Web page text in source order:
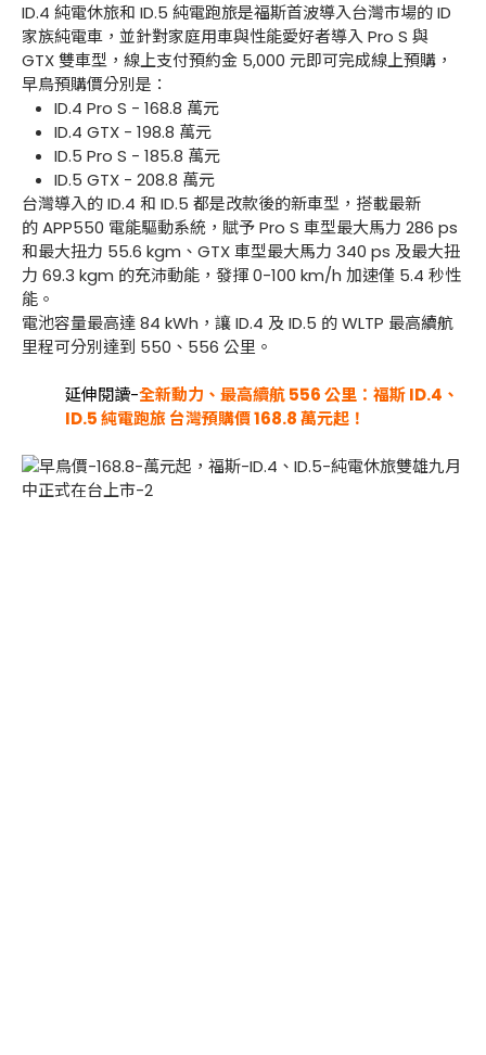
ID.4 純電休旅和 ID.5 純電跑旅是福斯首波導入台灣市場的 ID
家族純電車，並針對家庭用車與性能愛好者導入 Pro S 與
GTX 雙車型，線上支付預約金 5,000 元即可完成線上預購，
早鳥預購價分別是：
ID.4 Pro S - 168.8 萬元
ID.4 GTX - 198.8 萬元
ID.5 Pro S - 185.8 萬元
ID.5 GTX - 208.8 萬元
台灣導入的 ID.4 和 ID.5 都是改款後的新車型，搭載最新
的 APP550 電能驅動系統，賦予 Pro S 車型最大馬力 286 ps
和最大扭力 55.6 kgm、GTX 車型最大馬力 340 ps 及最大扭
力 69.3 kgm 的充沛動能，發揮 0-100 km/h 加速僅 5.4 秒性
能。
電池容量最高達 84 kWh，讓 ID.4 及 ID.5 的 WLTP 最高續航
里程可分別達到 550、556 公里。
延伸閱讀-全新動力、最高續航 556 公里：福斯 ID.4、
ID.5 純電跑旅 台灣預購價 168.8 萬元起！